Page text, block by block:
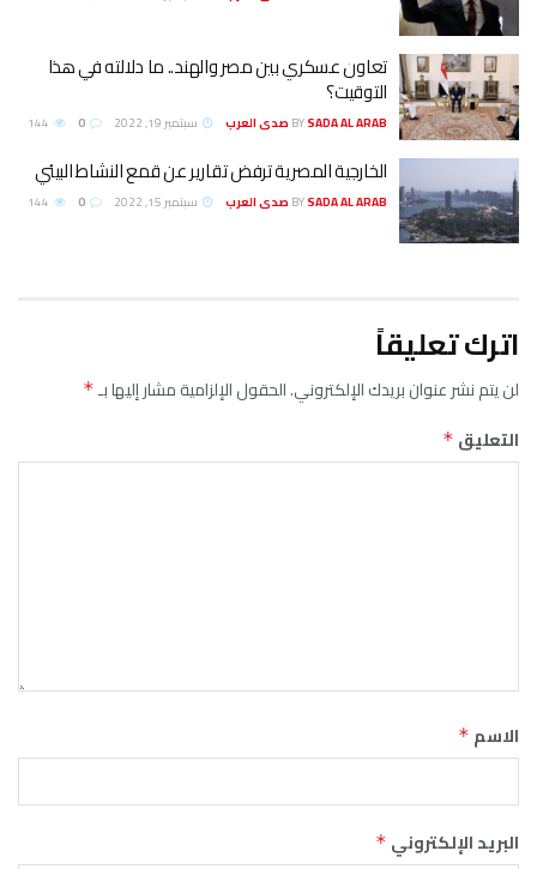
تعاون عسكري بين مصر والهند.. ما دلالته في هذا
التوقيت؟
BYSADA AL ARAB صدى العرب سبتمبر 19, 2022
الخارجية المصرية ترفض تقارير عن قمع النشاط البيئي
BYSADA AL ARAB صدى العرب سبتمبر 15, 2022
اترك تعليقاً
لن يتم نشر عنوان بريدك الإلكتروني.الحقول الإلزامية مشار إليها بـ*
التعليق *
الاسم *
البريد الإلكتروني *